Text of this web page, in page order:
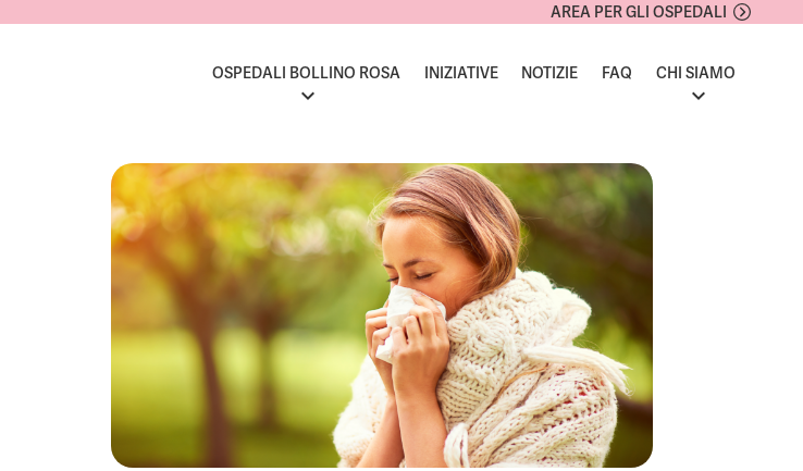
AREA PER GLI OSPEDALI
OSPEDALI BOLLINO ROSA INIZIATIVE NOTIZIE FAQ CHI SIAMO